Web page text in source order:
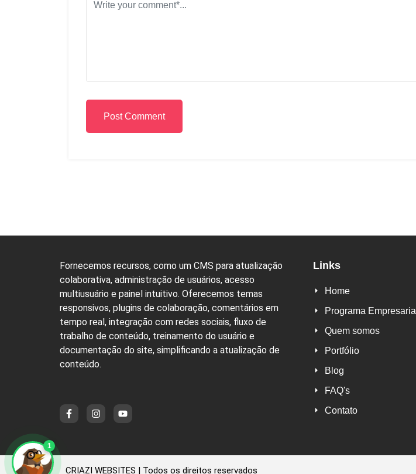
1
Post Comment
Fornecemos recursos, como um CMS para atualização
colaborativa, administração de usuários, acesso
multiusuário e painel intuitivo. Oferecemos temas
responsivos, plugins de colaboração, comentários em
tempo real, integração com redes sociais, fluxo de
trabalho de conteúdo, treinamento do usuário e
documentação do site, simplificando a atualização de
conteúdo.
Links
Home
Programa Empresarial
Quem somos
Portfólio
Blog
FAQ's
Contato
CRIAZI WEBSITES | Todos os direitos reservados